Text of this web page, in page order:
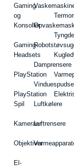
Gaming
og
Konsoller
Gaming-
Headsets
PlayStation
PlayStation
Spil
Kameraer
Objektiver
El-
Damprensere
Luftkølere
Luftrensere